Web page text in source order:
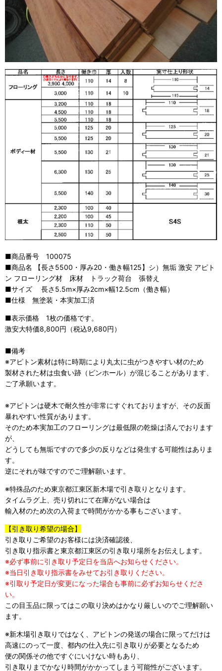
■商品番号 100075
■商品名 【長さ5500・厚み20・働き幅125】シ）無垢 激安 アピト
ン フローリング材 床材 トラック荷台 張替え
■サイズ 長さ5.5m×厚み2cm×幅12.5cm（働き幅）
■仕様 無塗装・本実加工済
■表示価格 1枚の価格です。
激安大特価8,800円（税込9,680円）
■備考
※アピトン素材は特に時期により丸太に虫がつきやすい材のため
製材された材は虫食い跡（ピンホール）が混じることがあります、
ご了承願います。
※アピトンは硬木で耐久性が非常にすぐれておりますが、その反面
暴れやすい性質があります。
そのため本実加工のフローリングは最低限の乾燥は済んでおります
が、
どうしても無垢ですので多少の反りなどは発生する可能性はありま
す。
逆にそれが味ですのでご理解願います。
※特殊品のため東京都江東区新木場で引き取りとなります。
タイムラグ上、売り切れにて在庫がない場合は
輸入材のため次の入荷まで時間がかかる事もございます。
【引き取り希望の場合】
引き取りご希望のお客様には決済確認後、
引き取り指示書と東京都江東区の引き取り場所をお伝えします。
※必ず事前に引き取り予定日を当店へお知らせください。
※当日引き取り指示書をみせてお引き取りください。
※引取り予定日が変更になった場合も事前に必ずお知らせくださ
い。
この目玉品に限ってはこの取り決めはかなり厳しいのでご理解願い
ます。
※新木場引き取りではなく、アピトンの発送の場合に限ってだけは
高速にのって一度、都内の仕入先に引き取りが必要となるため
便の関係その他ですぐにいけない時もあり、
引き取りまでかなり時間がかかってしまう可能性がございます。